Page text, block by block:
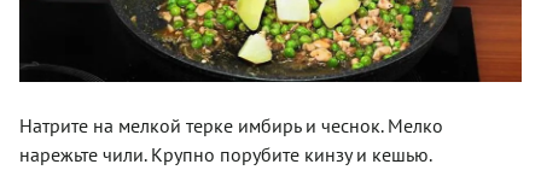
Натрите на мелкой терке имбирь и чеснок. Мелко
нарежьте чили. Крупно порубите кинзу и кешью.